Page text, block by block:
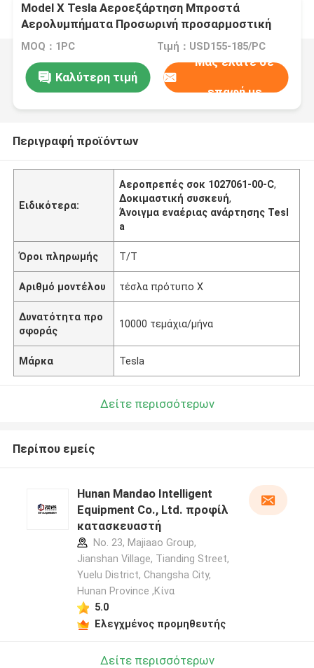
Model X Tesla Αεροεξάρτηση Μπροστά
Αερολυμπήματα Προσωρινή προσαρμοστική
AWD 1027061-00-C
MOQ：1PC Τιμή：USD155-185/PC
Καλύτερη τιμή
Μας ελάτε σε
επαφή με
Περιγραφή προϊόντων
Ειδικότερα:
Αεροπρεπές σοκ 1027061-00-C,
Δοκιμαστική συσκευή,
Άνοιγμα εναέριας ανάρτησης Tesl
a
Όροι πληρωμής Τ/Τ
Αριθμό μοντέλου τέσλα πρότυπο Χ
Δυνατότητα προ
σφοράς
10000 τεμάχια/μήνα
Μάρκα Tesla
Δείτε περισσότερων
Περίπου εμείς
Hunan Mandao Intelligent
Equipment Co., Ltd. προφίλ
κατασκευαστή
No. 23, Majiaao Group,
Jianshan Village, Tianding Street,
Yuelu District, Changsha City,
Hunan Province ,Κίνα
5.0
Ελεγχμένος προμηθευτής
Δείτε περισσότερων